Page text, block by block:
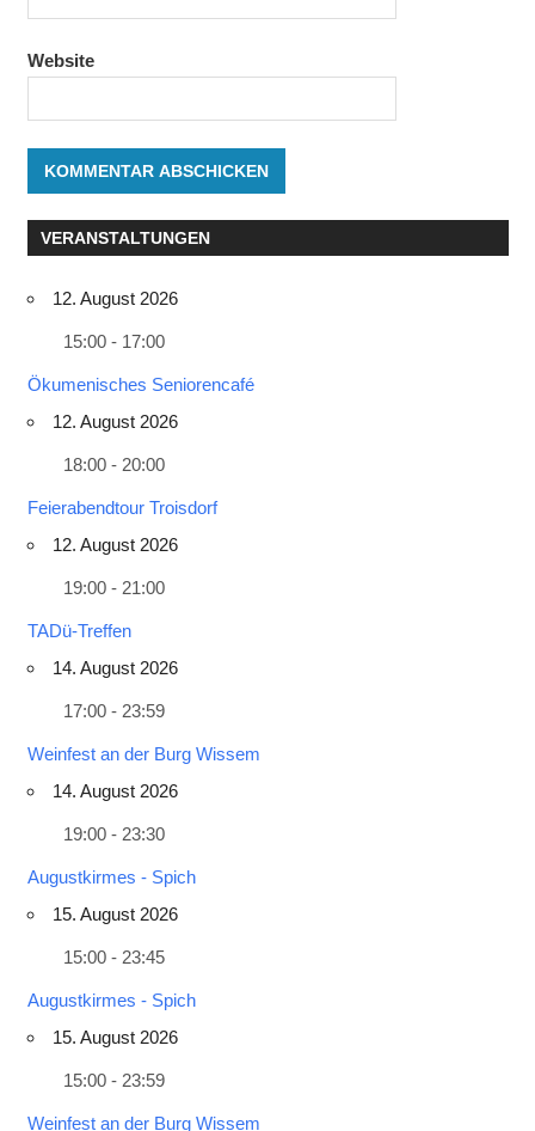
Website
VERANSTALTUNGEN
12. August 2026
15:00 - 17:00
Ökumenisches Seniorencafé
12. August 2026
18:00 - 20:00
Feierabendtour Troisdorf
12. August 2026
19:00 - 21:00
TADü-Treffen
14. August 2026
17:00 - 23:59
Weinfest an der Burg Wissem
14. August 2026
19:00 - 23:30
Augustkirmes - Spich
15. August 2026
15:00 - 23:45
Augustkirmes - Spich
15. August 2026
15:00 - 23:59
Weinfest an der Burg Wissem